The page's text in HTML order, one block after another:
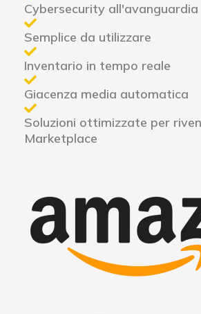
Cybersecurity all'avanguardia
Semplice da utilizzare
Inventario in tempo reale
Giacenza media automatica
Soluzioni ottimizzate per
Marketplace